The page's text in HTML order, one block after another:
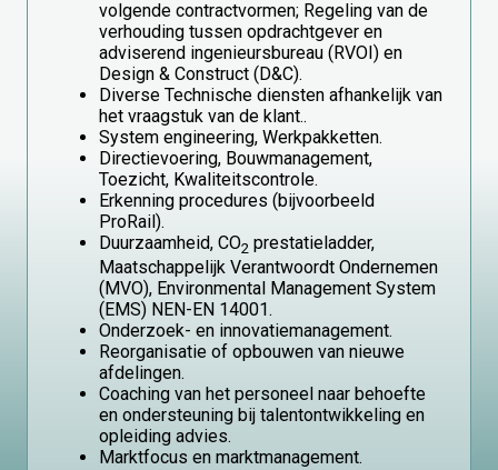
volgende contractvormen; Regeling van de
verhouding tussen opdrachtgever en
adviserend ingenieursbureau (RVOI) en
Design & Construct (D&C).
Diverse Technische diensten afhankelijk van
het vraagstuk van de klant..
System engineering, Werkpakketten.
Directievoering, Bouwmanagement,
Toezicht, Kwaliteitscontrole.
Erkenning procedures (bijvoorbeeld
ProRail).
Duurzaamheid, CO2 prestatieladder,
Maatschappelijk Verantwoordt Ondernemen
(MVO), Environmental Management System
(EMS) NEN-EN 14001.
Onderzoek- en innovatiemanagement.
Reorganisatie of opbouwen van nieuwe
afdelingen.
Coaching van het personeel naar behoefte
en ondersteuning bij talentontwikkeling en
opleiding advies.
Marktfocus en marktmanagement.